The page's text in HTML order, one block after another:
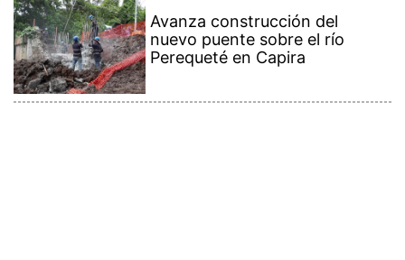
Avanza construcción del
nuevo puente sobre el río
Perequeté en Capira